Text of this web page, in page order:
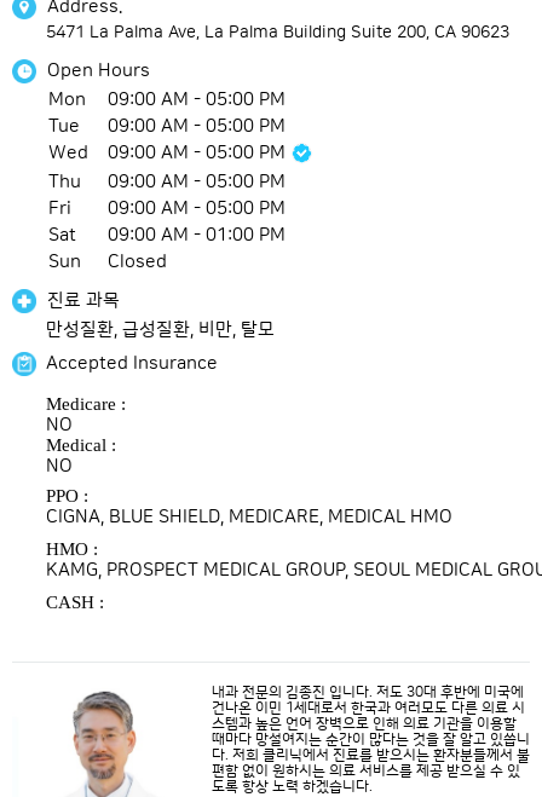
Address.
5471 La Palma Ave, La Palma Building Suite 200, CA 90623
Open Hours
Mon
09:00 AM - 05:00 PM
Tue
09:00 AM - 05:00 PM
Wed
09:00 AM - 05:00 PM
Thu
09:00 AM - 05:00 PM
Fri
09:00 AM - 05:00 PM
Sat
09:00 AM - 01:00 PM
Sun
Closed
진료 과목
만성질환, 급성질환, 비만, 탈모
Accepted Insurance
Medicare :
NO
Medical :
NO
PPO :
CIGNA, BLUE SHIELD, MEDICARE, MEDICAL HMO
HMO :
KAMG, PROSPECT MEDICAL GROUP, SEOUL MEDICAL
CASH :
내과 전문의 김종진 입니다. 저도 30대 후반에 미국에
건나온 이민 1세대로서 한국과 여러모도 다른 의료 시
스템과 높은 언어 장벽으로 인해 의료 기관을 이용할
때마다 망설여지는 순간이 많다는 것을 잘 알고 있씁니
다. 저희 클리닉에서 진료를 받으시는 환자분들께서 불
편함 없이 원하시는 의료 서비스를 제공 받으실 수 있
도록 항상 노력 하겠습니다.